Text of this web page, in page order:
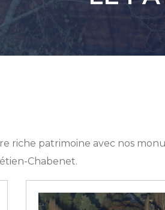
riche patrimoine avec nos
Chabenet.